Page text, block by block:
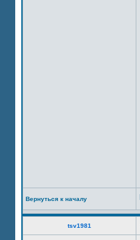
Вернуться к началу
tsv1981